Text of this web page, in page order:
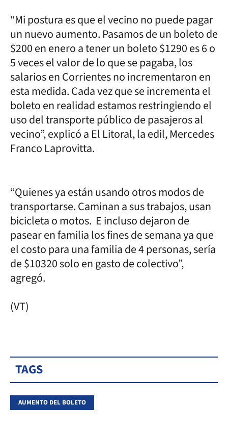
“Mi postura es que el vecino no puede pagar
un nuevo aumento. Pasamos de un boleto de
$200 en enero a tener un boleto $1290 es 6 o
5 veces el valor de lo que se pagaba, los
salarios en Corrientes no incrementaron en
esta medida. Cada vez que se incrementa el
boleto en realidad estamos restringiendo el
uso del transporte público de pasajeros al
vecino”, explicó a El Litoral, la edil, Mercedes
Franco Laprovitta.
“Quienes ya están usando otros modos de
transportarse. Caminan a sus trabajos, usan
bicicleta o motos. E incluso dejaron de
pasear en familia los fines de semana ya que
el costo para una familia de 4 personas, sería
de $10320 solo en gasto de colectivo”,
agregó.
(VT)
TAGS
AUMENTO DEL BOLETO